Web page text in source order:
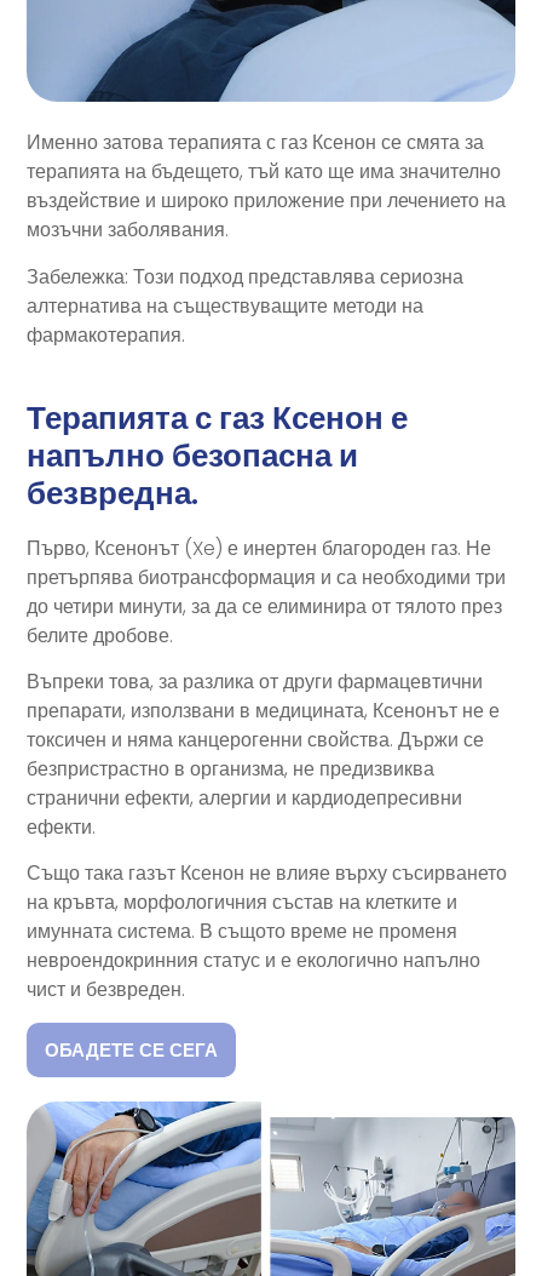
Именно затова терапията с газ Ксенон се смята за
терапията на бъдещето, тъй като ще има значително
въздействие и широко приложение при лечението на
мозъчни заболявания.
Забележка: Този подход представлява сериозна
алтернатива на съществуващите методи на
фармакотерапия.
Терапията с газ Ксенон е
напълно безопасна и
безвредна.
Първо, Ксенонът (Xe) е инертен благороден газ. Не
претърпява биотрансформация и са необходими три
до четири минути, за да се елиминира от тялото през
белите дробове.
Въпреки това, за разлика от други фармацевтични
препарати, използвани в медицината, Ксенонът не е
токсичен и няма канцерогенни свойства. Държи се
безпристрастно в организма, не предизвиква
странични ефекти, алергии и кардиодепресивни
ефекти.
Също така газът Ксенон не влияе върху съсирването
на кръвта, морфологичния състав на клетките и
имунната система. В същото време не променя
невроендокринния статус и е екологично напълно
чист и безвреден.
ОБАДЕТЕ СЕ СЕГА